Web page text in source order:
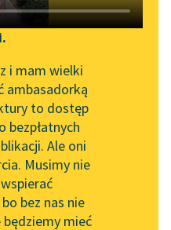
Zgłoś brak utworu
Narzędzia
Mapa Wolnych Lektur
Leśmianator
Przewodnik dla piszących i
czytających
i mam wielki
ambasadorką
to dostęp
bezpłatnych
Ale oni
Musimy nie
bez nas nie
będziemy mieć